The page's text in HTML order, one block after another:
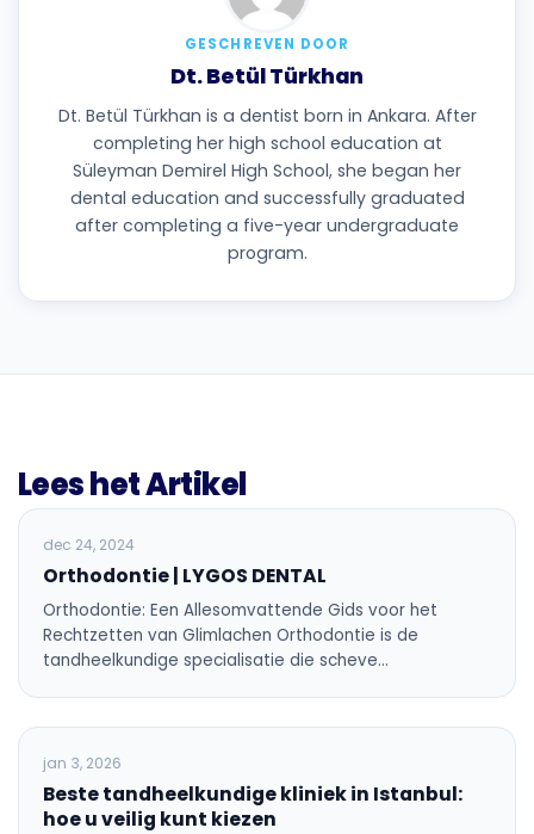
GESCHREVEN DOOR
Dt. Betül Türkhan
Dt. Betül Türkhan is a dentist born in Ankara. After
completing her high school education at
Süleyman Demirel High School, she began her
dental education and successfully graduated
after completing a five-year undergraduate
program.
Lees het Artikel
ALGEMENE TANDHEELKUNDE
dec 24, 2024
Orthodontie | LYGOS DENTAL
Orthodontie: Een Allesomvattende Gids voor het
Rechtzetten van Glimlachen Orthodontie is de
tandheelkundige specialisatie die scheve…
ALGEMENE TANDHEELKUNDE
jan 3, 2026
Beste tandheelkundige kliniek in Istanbul:
hoe u veilig kunt kiezen